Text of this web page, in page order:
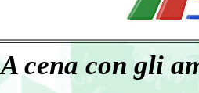
A cena con gli